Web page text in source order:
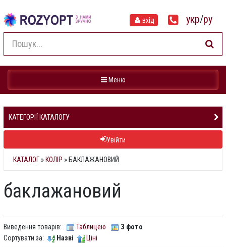
вхід укр/ру
Навігація
Меню
КАТЕГОРІЇ КАТАЛОГУ
Увійти
КАТАЛОГ » КОЛІР » БАКЛАЖАНОВИЙ
баклажановий
Виведення товарів: Таблицею
З фото
Сортувати за:
Назві Ціні